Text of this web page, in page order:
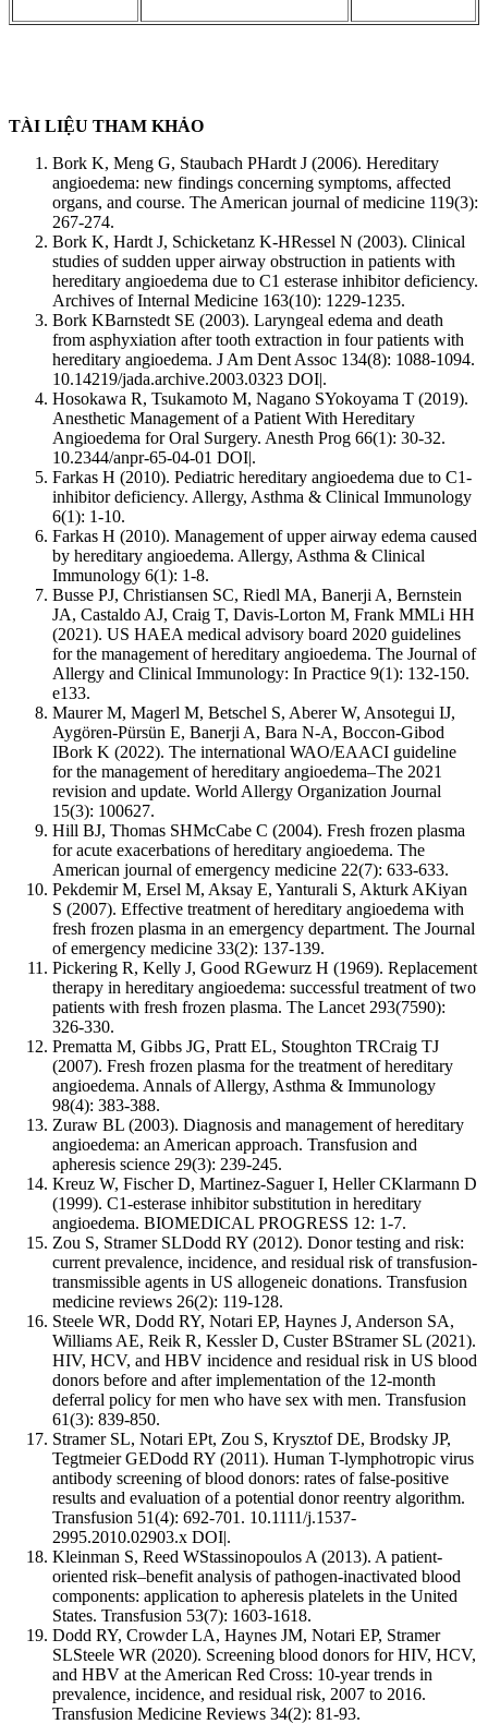
TÀI LIỆU THAM KHẢO
Bork K, Meng G, Staubach PHardt J (2006). Hereditary
angioedema: new findings concerning symptoms, affected
organs, and course. The American journal of medicine 119(3):
267-274.
Bork K, Hardt J, Schicketanz K-HRessel N (2003). Clinical
studies of sudden upper airway obstruction in patients with
hereditary angioedema due to C1 esterase inhibitor deficiency.
Archives of Internal Medicine 163(10): 1229-1235.
Bork KBarnstedt SE (2003). Laryngeal edema and death
from asphyxiation after tooth extraction in four patients with
hereditary angioedema. J Am Dent Assoc 134(8): 1088-1094.
10.14219/jada.archive.2003.0323 DOI|.
Hosokawa R, Tsukamoto M, Nagano SYokoyama T (2019).
Anesthetic Management of a Patient With Hereditary
Angioedema for Oral Surgery. Anesth Prog 66(1): 30-32.
10.2344/anpr-65-04-01 DOI|.
Farkas H (2010). Pediatric hereditary angioedema due to C1-
inhibitor deficiency. Allergy, Asthma & Clinical Immunology
6(1): 1-10.
Farkas H (2010). Management of upper airway edema caused
by hereditary angioedema. Allergy, Asthma & Clinical
Immunology 6(1): 1-8.
Busse PJ, Christiansen SC, Riedl MA, Banerji A, Bernstein
JA, Castaldo AJ, Craig T, Davis-Lorton M, Frank MMLi HH
(2021). US HAEA medical advisory board 2020 guidelines
for the management of hereditary angioedema. The Journal of
Allergy and Clinical Immunology: In Practice 9(1): 132-150.
e133.
Maurer M, Magerl M, Betschel S, Aberer W, Ansotegui IJ,
Aygören-Pürsün E, Banerji A, Bara N-A, Boccon-Gibod
IBork K (2022). The international WAO/EAACI guideline
for the management of hereditary angioedema–The 2021
revision and update. World Allergy Organization Journal
15(3): 100627.
Hill BJ, Thomas SHMcCabe C (2004). Fresh frozen plasma
for acute exacerbations of hereditary angioedema. The
American journal of emergency medicine 22(7): 633-633.
Pekdemir M, Ersel M, Aksay E, Yanturali S, Akturk AKiyan
S (2007). Effective treatment of hereditary angioedema with
fresh frozen plasma in an emergency department. The Journal
of emergency medicine 33(2): 137-139.
Pickering R, Kelly J, Good RGewurz H (1969). Replacement
therapy in hereditary angioedema: successful treatment of two
patients with fresh frozen plasma. The Lancet 293(7590):
326-330.
Prematta M, Gibbs JG, Pratt EL, Stoughton TRCraig TJ
(2007). Fresh frozen plasma for the treatment of hereditary
angioedema. Annals of Allergy, Asthma & Immunology
98(4): 383-388.
Zuraw BL (2003). Diagnosis and management of hereditary
angioedema: an American approach. Transfusion and
apheresis science 29(3): 239-245.
Kreuz W, Fischer D, Martinez-Saguer I, Heller CKlarmann D
(1999). C1-esterase inhibitor substitution in hereditary
angioedema. BIOMEDICAL PROGRESS 12: 1-7.
Zou S, Stramer SLDodd RY (2012). Donor testing and risk:
current prevalence, incidence, and residual risk of transfusion-
transmissible agents in US allogeneic donations. Transfusion
medicine reviews 26(2): 119-128.
Steele WR, Dodd RY, Notari EP, Haynes J, Anderson SA,
Williams AE, Reik R, Kessler D, Custer BStramer SL (2021).
HIV, HCV, and HBV incidence and residual risk in US blood
donors before and after implementation of the 12‐month
deferral policy for men who have sex with men. Transfusion
61(3): 839-850.
Stramer SL, Notari EPt, Zou S, Krysztof DE, Brodsky JP,
Tegtmeier GEDodd RY (2011). Human T-lymphotropic virus
antibody screening of blood donors: rates of false-positive
results and evaluation of a potential donor reentry algorithm.
Transfusion 51(4): 692-701. 10.1111/j.1537-
2995.2010.02903.x DOI|.
Kleinman S, Reed WStassinopoulos A (2013). A patient‐
oriented risk–benefit analysis of pathogen‐inactivated blood
components: application to apheresis platelets in the United
States. Transfusion 53(7): 1603-1618.
Dodd RY, Crowder LA, Haynes JM, Notari EP, Stramer
SLSteele WR (2020). Screening blood donors for HIV, HCV,
and HBV at the American Red Cross: 10-year trends in
prevalence, incidence, and residual risk, 2007 to 2016.
Transfusion Medicine Reviews 34(2): 81-93.